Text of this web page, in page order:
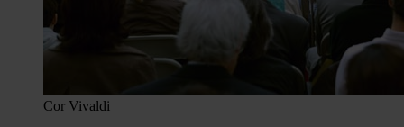
Cor Vivaldi